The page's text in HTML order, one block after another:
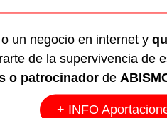
un negocio en internet y
de la supervivencia de
o patrocinador de
+ INFO